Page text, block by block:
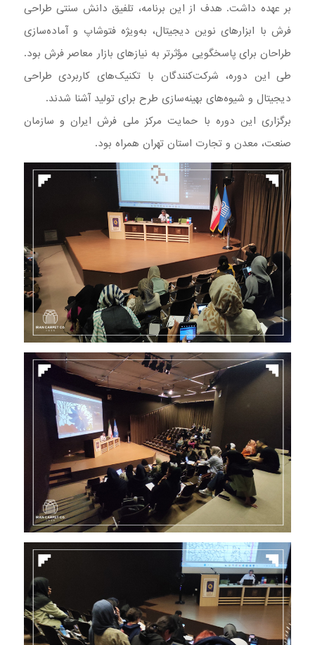
بر عهده داشت. هدف از این برنامه، تلفیق دانش سنتی طراحی
فرش با ابزارهای نوین دیجیتال، به‌ویژه فتوشاپ و آماده‌سازی
طراحان برای پاسخگویی مؤثرتر به نیازهای بازار معاصر فرش بود.
طی این دوره، شرکت‌کنندگان با تکنیک‌های کاربردی طراحی
دیجیتال و شیوه‌های بهینه‌سازی طرح برای تولید آشنا شدند.
برگزاری این دوره با حمایت مرکز ملی فرش ایران و سازمان
صنعت، معدن و تجارت استان تهران همراه بود.